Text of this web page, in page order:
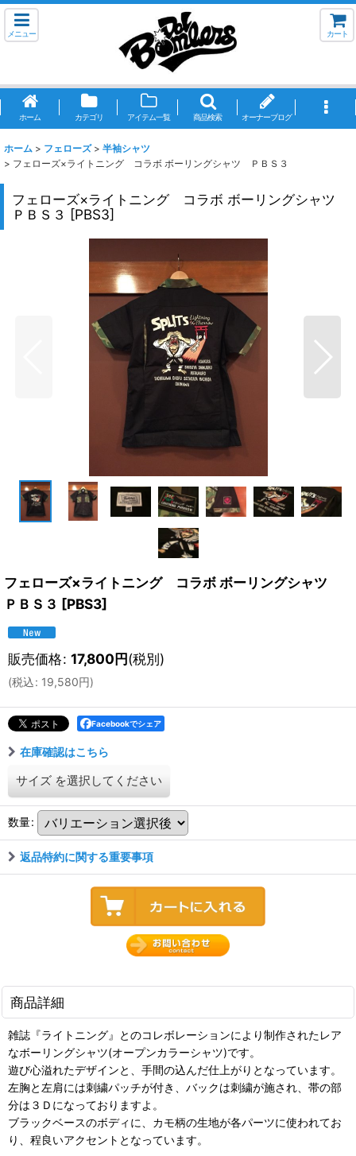
メニュー カート
ホーム カテゴリ アイテム一覧 商品検索 オーナーブログ
ホーム > フェローズ > 半袖シャツ
> フェローズ×ライトニング コラボ ボーリングシャツ ＰＢＳ３
フェローズ×ライトニング コラボ ボーリングシャツ
ＰＢＳ３ [PBS3]
フェローズ×ライトニング コラボ ボーリングシャツ
ＰＢＳ３ [PBS3]
販売価格: 17,800円(税別)
(税込: 19,580円)
Facebookでシェア
在庫確認はこちら
サイズ を選択してください
数量:
返品特約に関する重要事項
商品詳細
雑誌『ライトニング』とのコレボレーションにより制作されたレア
なボーリングシャツ(オープンカラーシャツ)です。
遊び心溢れたデザインと、手間の込んだ仕上がりとなっています。
左胸と左肩には刺繍パッチが付き、バックは刺繍が施され、帯の部
分は３Ｄになっておりますよ。
ブラックベースのボディに、カモ柄の生地が各パーツに使われてお
り、程良いアクセントとなっています。